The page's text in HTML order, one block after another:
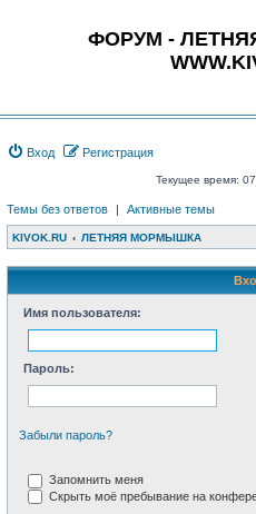
ФОРУМ -
Вход Регистрация
Текущее время:
Темы без ответов | Активные темы
KIVOK.RU ЛЕТНЯЯ МОРМЫШКА
Имя пользователя:
Пароль:
Забыли пароль?
Запомнить меня
Скрыть моё пребывание на